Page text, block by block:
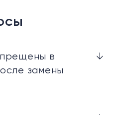
в
замены
↓